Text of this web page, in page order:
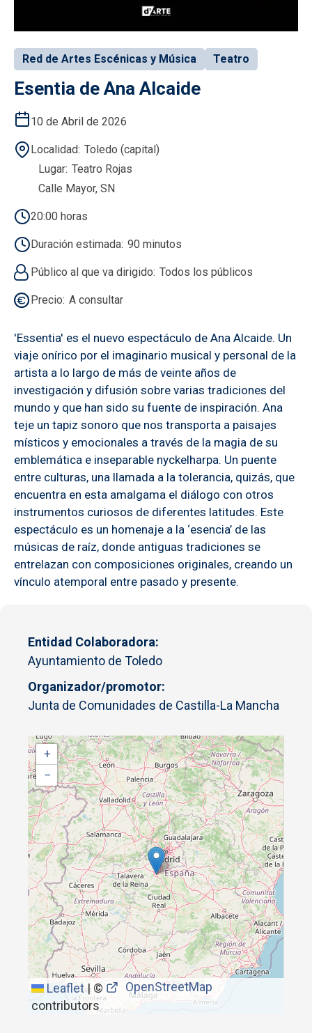
Red de Artes Escénicas y Música Teatro
Esentia de Ana Alcaide
10 de Abril de 2026
Localidad Toledo (capital)
Lugar Teatro Rojas
Calle Mayor, SN
20:00 horas
Duración estimada 90 minutos
Público al que va dirigido Todos los públicos
Precio A consultar
'Essentia' es el nuevo espectáculo de Ana Alcaide. Un
viaje onírico por el imaginario musical y personal de la
artista a lo largo de más de veinte años de
investigación y difusión sobre varias tradiciones del
mundo y que han sido su fuente de inspiración. Ana
teje un tapiz sonoro que nos transporta a paisajes
místicos y emocionales a través de la magia de su
emblemática e inseparable nyckelharpa. Un puente
entre culturas, una llamada a la tolerancia, quizás, que
encuentra en esta amalgama el diálogo con otros
instrumentos curiosos de diferentes latitudes. Este
espectáculo es un homenaje a la ‘esencia’ de las
músicas de raíz, donde antiguas tradiciones se
entrelazan con composiciones originales, creando un
vínculo atemporal entre pasado y presente.
Entidad Colaboradora
Ayuntamiento de Toledo
Organizador/promotor
Junta de Comunidades de Castilla-La Mancha
+
−
Leaflet|©
OpenStreetMap
contributors